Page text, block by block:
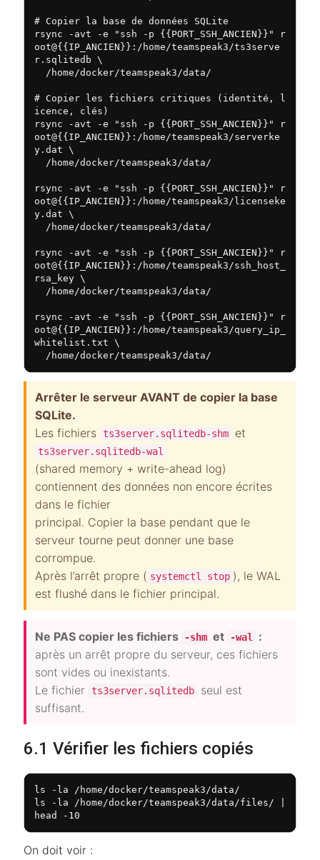
# Copier la base de données SQLite
rsync -avt -e "ssh -p {{PORT_SSH_ANCIEN}}" r
oot@{{IP_ANCIEN}}:/home/teamspeak3/ts3serve
r.sqlitedb \
# Copier les fichiers critiques (identité, l
icence, clés)
rsync -avt -e "ssh -p {{PORT_SSH_ANCIEN}}" r
oot@{{IP_ANCIEN}}:/home/teamspeak3/serverke
y.dat \
rsync -avt -e "ssh -p {{PORT_SSH_ANCIEN}}" r
oot@{{IP_ANCIEN}}:/home/teamspeak3/licenseke
y.dat \
rsync -avt -e "ssh -p {{PORT_SSH_ANCIEN}}" r
oot@{{IP_ANCIEN}}:/home/teamspeak3/ssh_host_
rsa_key \
rsync -avt -e "ssh -p {{PORT_SSH_ANCIEN}}" r
oot@{{IP_ANCIEN}}:/home/teamspeak3/query_ip_
whitelist.txt \
  /home/docker/teamspeak3/data/
Arrêter le serveur AVANT de copier la base
SQLite.
Les fichiers
ts3server.sqlitedb-shm et
ts3server.sqlitedb-wal
(shared memory + write-ahead log)
contiennent des données non encore écrites
dans le fichier
principal. Copier la base pendant que le
serveur tourne peut donner une base
corrompue.
Après l’arrêt propre ( systemctl stop ), le WAL
est flushé dans le fichier principal.
Ne PAS copier les fichiers -shm et -wal
:
après un arrêt propre du serveur, ces fichiers
sont vides ou inexistants.
Le fichier
ts3server.sqlitedb
seul est
suffisant.
6.1 Vérifier les fichiers copiés
ls -la /home/docker/teamspeak3/data/
ls -la /home/docker/teamspeak3/data/files/ |
head -10
On doit voir :